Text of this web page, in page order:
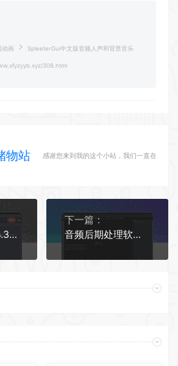
动画 SpleeterGui中文版音频人声和背景音乐
308.html
物站 感谢您来到我的这个小站，我们一直在路上
Bandicam v5.4.3.1923
下一篇：
音频后期处理软件 Hit'n'Mix RipX DeepAudio v5.2.6